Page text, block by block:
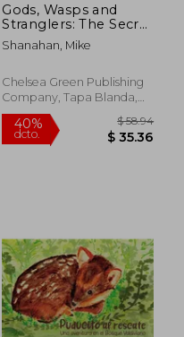
Gods, Wasps and
Stranglers: The Secret
History and
Redemptive Future
Inglés)
Shanahan, Mike
Chelsea Green Publishing
Company, Tapa Blanda,
Nuevo